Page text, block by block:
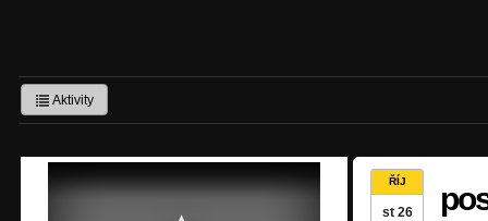
Aktivity
ŘÍJ
st 26